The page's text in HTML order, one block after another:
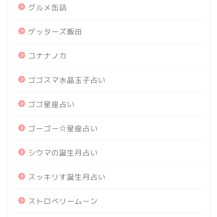
グルメ缶詰
ゲッターズ飯田
コナナノカ
ゴゴスマ水晶玉子占い
ゴゴ星座占い
ゴーゴー☆星座占い
シウマの誕生月占い
スッキリす誕生月占い
ストロベリームーン